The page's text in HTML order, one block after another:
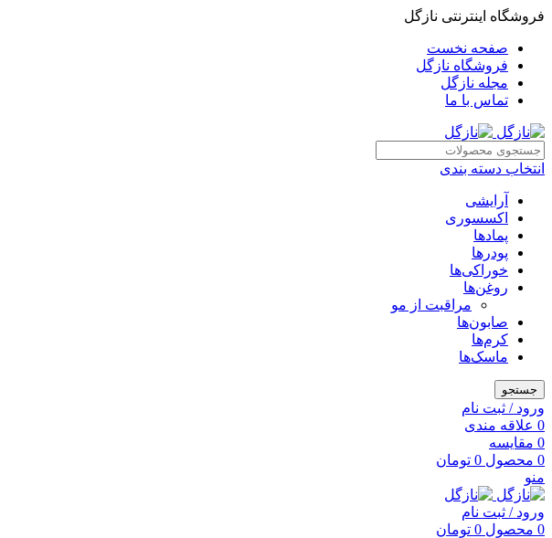
فروشگاه اینترنتی نازگل
صفحه نخست
فروشگاه نازگل
مجله نازگل
تماس با ما
انتخاب دسته بندی
آرایشی
اکسسوری
پمادها
پودرها
خوراکی‌ها
روغن‌ها
مراقبت از مو
صابون‌ها
کرم‌ها
ماسک‌ها
جستجو
ورود / ثبت نام
0 علاقه مندی
0 مقایسه
0 محصول 0 تومان
منو
ورود / ثبت نام
0 محصول 0 تومان